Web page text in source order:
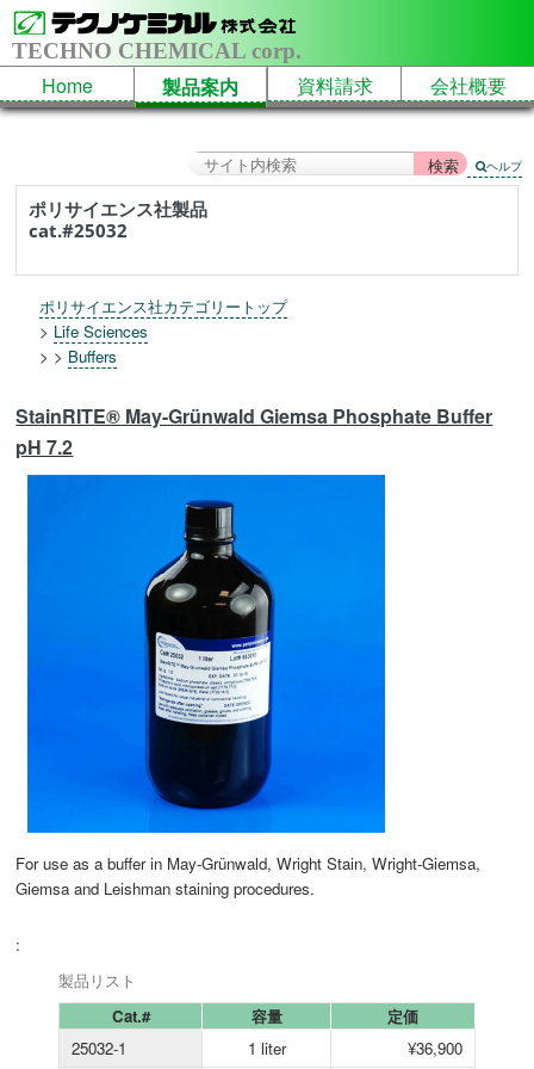
TECHNO CHEMICAL corp.
Home 製品案内 資料請求 会社概要
ヘルプ
ポリサイエンス社製品
cat.#25032
ポリサイエンス社カテゴリートップ
> Life Sciences
> > Buffers
StainRITE® May-Grünwald Giemsa Phosphate Buffer
pH 7.2
For use as a buffer in May-Grünwald, Wright Stain, Wright-Giemsa,
Giemsa and Leishman staining procedures.
:
製品リスト
Cat.#
容量
定価
25032-1
1 liter ¥36,900